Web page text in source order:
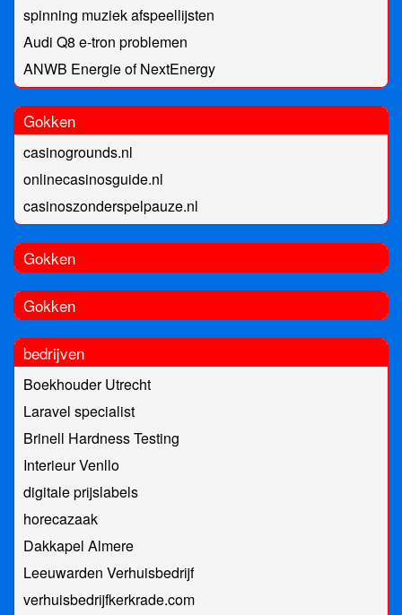
spinning muziek afspeellijsten
Audi Q8 e-tron problemen
ANWB Energie of NextEnergy
Gokken
casinogrounds.nl
onlinecasinosguide.nl
casinoszonderspelpauze.nl
Gokken
Gokken
bedrijven
Boekhouder Utrecht
Laravel specialist
Brinell Hardness Testing
Interieur Venllo
digitale prijslabels
horecazaak
Dakkapel Almere
Leeuwarden Verhuisbedrijf
verhuisbedrijfkerkrade.com